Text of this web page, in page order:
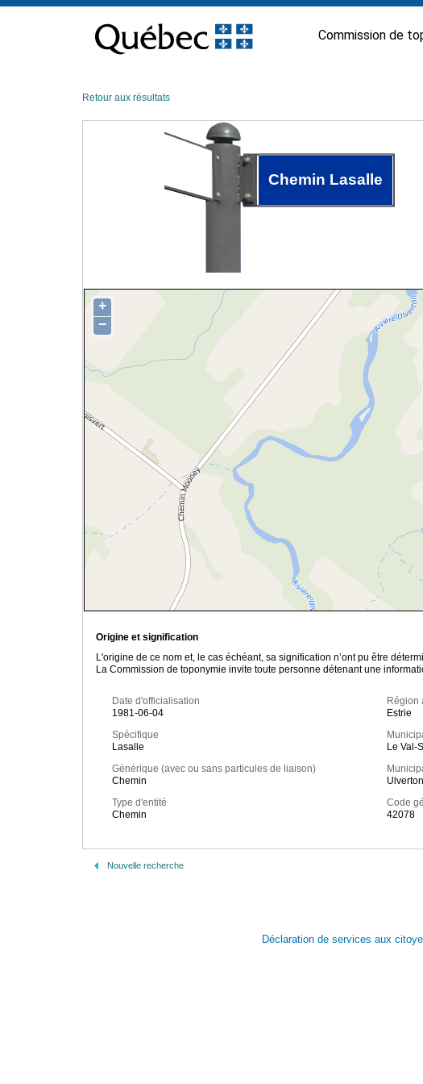
contenu
Commission de
Retour aux résultats
Chemin Lasalle
+
−
Origine et signification
L'origine de ce nom et, le cas échéant, sa signification n’ont pu être
La Commission de toponymie invite toute personne détenant une
Date d'officialisation
1981-06-04
Spécifique
Lasalle
Générique (avec ou sans particules de liaison)
Chemin
Type d'entité
Chemin
Région
Estrie
Le Val-
Code
42078
Nouvelle recherche
Déclaration de services aux